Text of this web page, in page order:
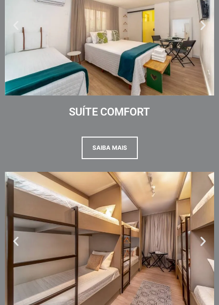
SUÍTE COMFORT
SAIBA MAIS